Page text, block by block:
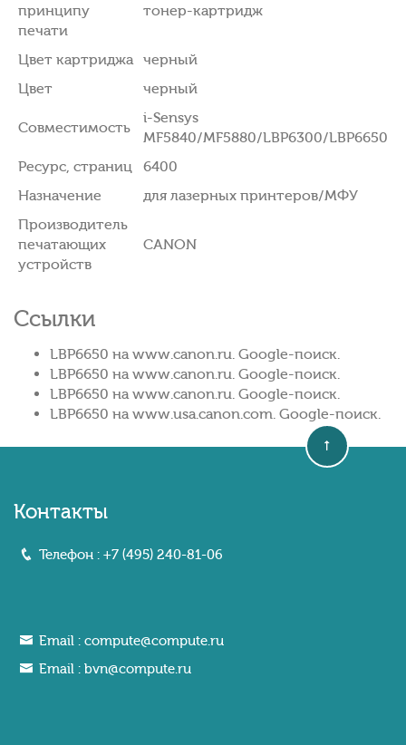
принципу
печати
тонер-картридж
Цвет картриджа черный
Цвет
черный
Совместимость
i-Sensys
MF5840/MF5880/LBP6300/LBP6650
Ресурс, страниц
6400
Назначение
для лазерных принтеров/МФУ
Производитель
печатающих
устройств
CANON
Ссылки
LBP6650 на www.canon.ru. Google-поиск.
LBP6650 на www.canon.ru. Google-поиск.
LBP6650 на www.canon.ru. Google-поиск.
LBP6650 на www.usa.canon.com. Google-поиск.
Контакты
Телефон : +7 (495) 240-81-06
Email : compute@compute.ru
Email : bvn@compute.ru